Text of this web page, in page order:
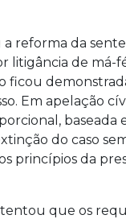
reforma da
litigância de má-
ficou
Em apelação
baseada
do caso
princípios da
que os